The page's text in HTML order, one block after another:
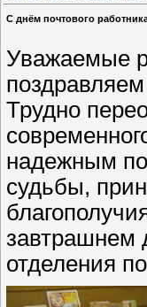
С днём почтового
Уважаемые
Трудно
надежным
судьбы,
завтрашнем
отделения